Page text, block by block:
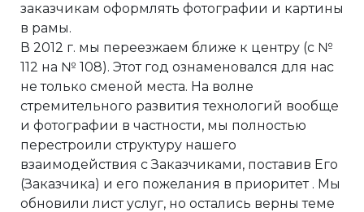
заказчикам оформлять фотографии и картины
в рамы.
В 2012 г. мы переезжаем ближе к центру (с №
112 на № 108). Этот год ознаменовался для нас
не только сменой места. На волне
стремительного развития технологий вообще
и фотографии в частности, мы полностью
перестроили структуру нашего
взаимодействия с Заказчиками, поставив Его
(Заказчика) и его пожелания в приоритет . Мы
обновили лист услуг, но остались верны теме